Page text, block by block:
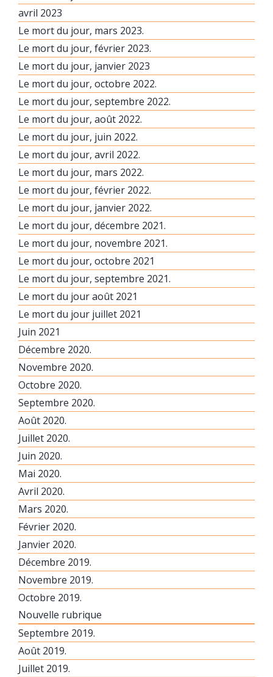
avril 2023
Le mort du jour, mars 2023.
Le mort du jour, février 2023.
Le mort du jour, janvier 2023
Le mort du jour, octobre 2022.
Le mort du jour, septembre 2022.
Le mort du jour, août 2022.
Le mort du jour, juin 2022.
Le mort du jour, avril 2022.
Le mort du jour, mars 2022.
Le mort du jour, février 2022.
Le mort du jour, janvier 2022.
Le mort du jour, décembre 2021.
Le mort du jour, novembre 2021.
Le mort du jour, octobre 2021
Le mort du jour, septembre 2021.
Le mort du jour août 2021
Le mort du jour juillet 2021
Juin 2021
Décembre 2020.
Novembre 2020.
Octobre 2020.
Septembre 2020.
Août 2020.
Juillet 2020.
Juin 2020.
Mai 2020.
Avril 2020.
Mars 2020.
Février 2020.
Janvier 2020.
Décembre 2019.
Novembre 2019.
Octobre 2019.
Nouvelle rubrique
Septembre 2019.
Août 2019.
Juillet 2019.